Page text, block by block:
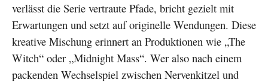
verlässt die Serie vertraute Pfade, bricht gezielt mit
Erwartungen und setzt auf originelle Wendungen. Diese
kreative Mischung erinnert an Produktionen wie „The
Witch“ oder „Midnight Mass“. Wer also nach einem
packenden Wechselspiel zwischen Nervenkitzel und